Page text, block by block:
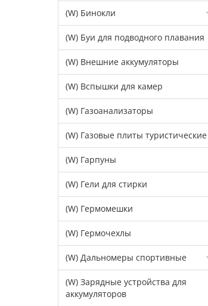
(W) Бинокли
(W) Буи для подводного плавания
(W) Внешние аккумуляторы
(W) Вспышки для камер
(W) Газоанализаторы
(W) Газовые плиты туристические
(W) Гарпуны
(W) Гели для стирки
(W) Гермомешки
(W) Гермочехлы
(W) Дальномеры спортивные
(W) Зарядные устройства для
аккумуляторов